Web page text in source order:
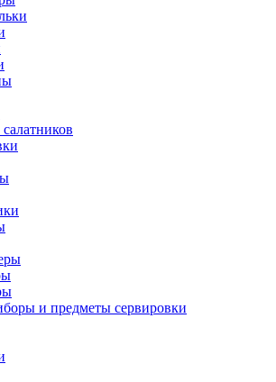
и предметы сервировки